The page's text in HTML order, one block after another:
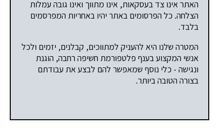
האתר אינו צד בעסקאות, אינו מתווך ואינו גובה עמלות
הצלחה. כל הפרסומים באתר יהיו באחריות המפרסמים
בלבד.
המטרה שלנו היא להעניק למתווכים, קבלנים, יזמים ולכל
אנשי המקצוע בענף פלטפורמת חשיפה רחבה, הוגנת
ונגישה - כלי נוסף שמאפשר להם לבצע את עבודתם
בצורה הטובה ביותר.